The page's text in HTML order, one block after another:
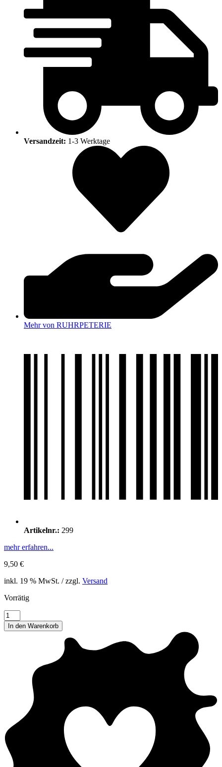
Versandzeit: 1-3 Werktage
Mehr von RUHRPETERIE
Artikelnr.: 299
mehr erfahren...
9,50 €
inkl. 19 % MwSt. / zzgl. Versand
Vorrätig
50
Dankeskarten,
minimalistisch
In den Warenkorb